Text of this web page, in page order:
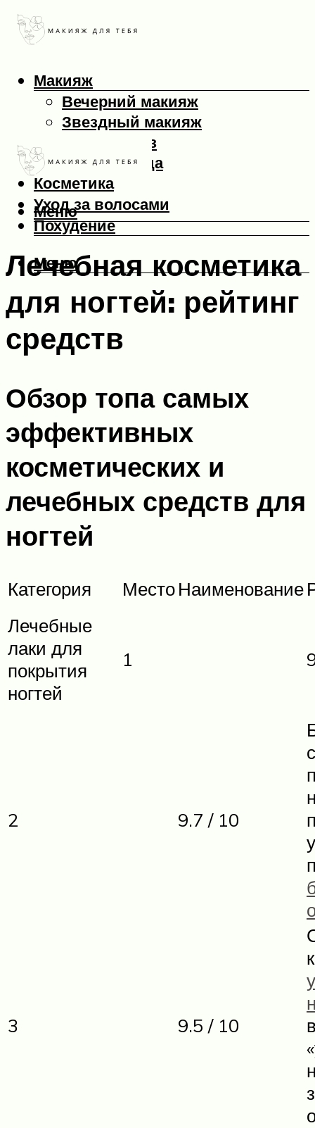
Макияж
Вечерний макияж
Звездный макияж
Макияж глаз
Макияж лица
Косметика
Уход за волосами
Похудение
Меню
Меню
Лечебная косметика
для ногтей: рейтинг
средств
Обзор топа самых
эффективных
косметических и
лечебных средств для
ногтей
Категория МестоНаименование
Лечебные
лаки для
покрытия
ногтей
1
2 9.7 / 10
3 9.5 / 10